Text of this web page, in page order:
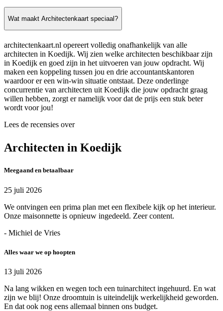
Wat maakt Architectenkaart speciaal?
architectenkaart.nl opereert volledig onafhankelijk van alle
architecten in Koedijk. Wij zien welke architecten beschikbaar zijn
in Koedijk en goed zijn in het uitvoeren van jouw opdracht. Wij
maken een koppeling tussen jou en drie accountantskantoren
waardoor er een win-win situatie ontstaat. Deze onderlinge
concurrentie van architecten uit Koedijk die jouw opdracht graag
willen hebben, zorgt er namelijk voor dat de prijs een stuk beter
wordt voor jou!
Lees de recensies over
Architecten in Koedijk
Meegaand en betaalbaar
25 juli 2026
We ontvingen een prima plan met een flexibele kijk op het interieur.
Onze maisonnette is opnieuw ingedeeld. Zeer content.
- Michiel de Vries
Alles waar we op hoopten
13 juli 2026
Na lang wikken en wegen toch een tuinarchitect ingehuurd. En wat
zijn we blij! Onze droomtuin is uiteindelijk werkelijkheid geworden.
En dat ook nog eens allemaal binnen ons budget.